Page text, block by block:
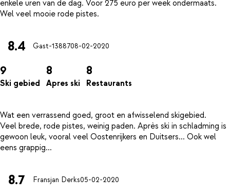
enkele uren van de dag. Voor 275 euro per week ondermaats.
8.4 Gast-1388708-02-2020
9
Ski gebied
8
Apres ski
8
Restaurants
Wat een verrassend goed, groot en afwisselend skigebied.
Veel brede, rode pistes, weinig paden. Après ski in schladming is
gewoon leuk, vooral veel Oostenrijkers en Duitsers... Ook wel
8.7 Fransjan Derks05-02-2020